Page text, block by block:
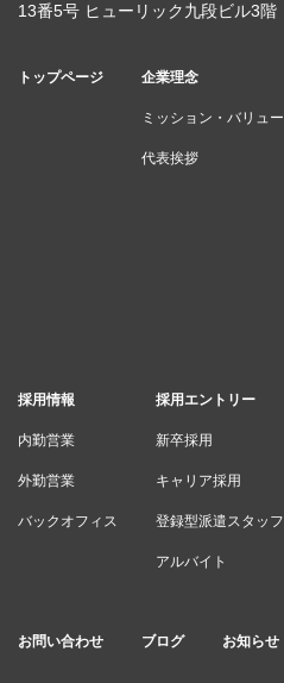
13番5号 ヒューリック九段ビル3階
トップページ 企業理念
ミッション・バリュー
代表挨拶
採用情報
内勤営業
外勤営業
バックオフィス
採用エントリー
新卒採用
キャリア採用
登録型派遣スタッフ
アルバイト
お問い合わせ ブログ お知らせ